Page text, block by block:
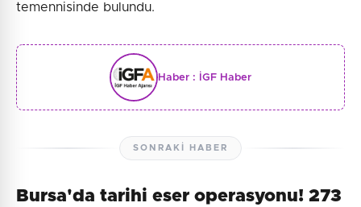
temennisinde bulundu.
Haber : İGF Haber
SONRAKI HABER
Bursa'da tarihi eser operasyonu! 273